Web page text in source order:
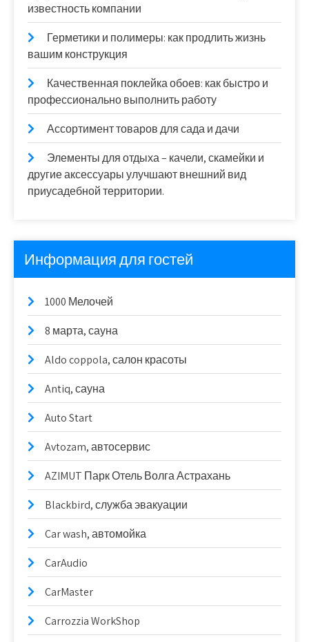
известность компании
Герметики и полимеры: как продлить жизнь
вашим конструкция
Качественная поклейка обоев: как быстро и
профессионально выполнить работу
Ассортимент товаров для сада и дачи
Элементы для отдыха – качели, скамейки и
другие аксессуары улучшают внешний вид
приусадебной территории.
Информация для гостей
1000 Мелочей
8 марта, сауна
Aldo coppola, салон красоты
Antiq, сауна
Auto Start
Avtozam, автосервис
AZIMUT Парк Отель Волга Астрахань
Blackbird, служба эвакуации
Car wash, автомойка
CarAudio
CarMaster
Carrozzia WorkShop